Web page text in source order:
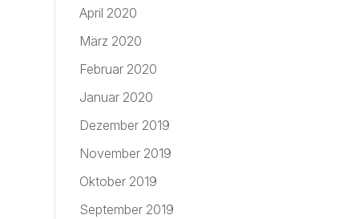
April 2020
März 2020
Februar 2020
Januar 2020
Dezember 2019
November 2019
Oktober 2019
September 2019